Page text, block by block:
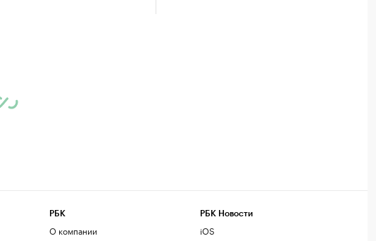
РБК
О компании
РБК Новости
iOS